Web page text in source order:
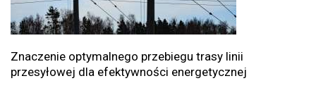
Znaczenie optymalnego przebiegu trasy linii
przesyłowej dla efektywności energetycznej